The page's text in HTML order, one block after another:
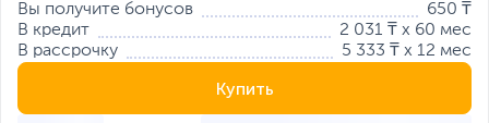
Вы получите бонусов
650 ₸
В кредит
2 031 ₸ x 60 мес
В рассрочку
5 333 ₸ x 12 мес
Купить